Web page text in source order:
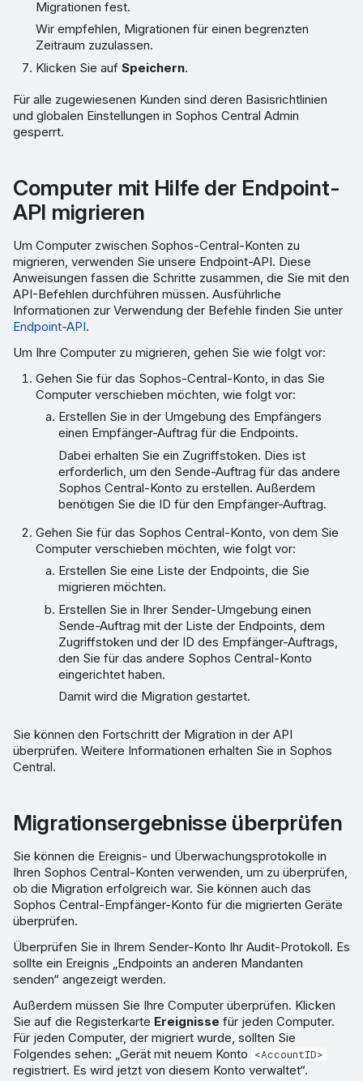
Migrationen fest.
Wir empfehlen, Migrationen für einen begrenzten
Zeitraum zuzulassen.
Klicken Sie aufSpeichern.
Für alle zugewiesenen Kunden sind deren Basisrichtlinien
und globalen Einstellungen in Sophos Central Admin
gesperrt.
Computer mit Hilfe der Endpoint-
API migrieren
Um Computer zwischen Sophos-Central-Konten zu
migrieren, verwenden Sie unsere Endpoint-API. Diese
Anweisungen fassen die Schritte zusammen, die Sie mit den
API-Befehlen durchführen müssen. Ausführliche
Informationen zur Verwendung der Befehle finden Sie unter
Endpoint-API.
Um Ihre Computer zu migrieren, gehen Sie wie folgt vor:
Gehen Sie für das Sophos-Central-Konto, in das Sie
Computer verschieben möchten, wie folgt vor:
Erstellen Sie in der Umgebung des Empfängers
einen Empfänger-Auftrag für die Endpoints.
Dabei erhalten Sie ein Zugriffstoken. Dies ist
erforderlich, um den Sende-Auftrag für das andere
Sophos Central-Konto zu erstellen. Außerdem
benötigen Sie die ID für den Empfänger-Auftrag.
Gehen Sie für das Sophos Central-Konto, von dem Sie
Computer verschieben möchten, wie folgt vor:
Erstellen Sie eine Liste der Endpoints, die Sie
migrieren möchten.
Erstellen Sie in Ihrer Sender-Umgebung einen
Sende-Auftrag mit der Liste der Endpoints, dem
Zugriffstoken und der ID des Empfänger-Auftrags,
den Sie für das andere Sophos Central-Konto
eingerichtet haben.
Damit wird die Migration gestartet.
Sie können den Fortschritt der Migration in der API
überprüfen. Weitere Informationen erhalten Sie in Sophos
Central.
Migrationsergebnisse überprüfen
Sie können die Ereignis- und Überwachungsprotokolle in
Ihren Sophos Central-Konten verwenden, um zu überprüfen,
ob die Migration erfolgreich war. Sie können auch das
Sophos Central-Empfänger-Konto für die migrierten Geräte
überprüfen.
Überprüfen Sie in Ihrem Sender-Konto Ihr Audit-Protokoll. Es
sollte ein Ereignis „Endpoints an anderen Mandanten
senden“ angezeigt werden.
Außerdem müssen Sie Ihre Computer überprüfen. Klicken
Sie auf die Registerkarte Ereignisse für jeden Computer.
Für jeden Computer, der migriert wurde, sollten Sie
Folgendes sehen: „Gerät mit neuem Konto
<AccountID>
registriert. Es wird jetzt von diesem Konto verwaltet“.